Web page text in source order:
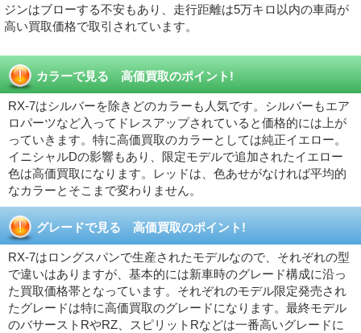
ジンはブローする不安もあり、走行距離は5万キロ以内の車両が
高い買取価格で取引されています。
カラーで見る 高価買取のポイント!
RX-7はシルバーを除きどのカラーも人気です。シルバーもエア
ロパーツなど入ってドレスアップされていると価格的には上が
っていきます。特に高価買取のカラーとしては純正イエロー。
イニシャルDの影響もあり、限定モデルで追加されたイエロー
色は高価買取になります。レッドは、色あせがなければ平均的
なカラーとそこまで変わりません。
グレードで見る 高価買取のポイント!
RX-7はロングスパンで生産されたモデルなので、それぞれの型
で違いはありますが、基本的には新車時のグレード構成に沿っ
た買取価格帯となっています。それぞれのモデル限定発売され
たグレードは特に高価買取のグレードになります。最終モデル
のバサーストRやRZ、スピリットRなどは一番高いグレードに